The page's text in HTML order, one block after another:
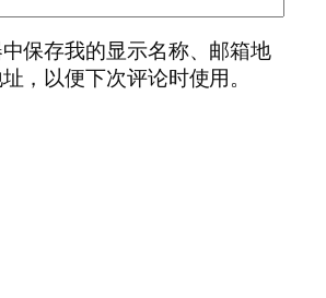
保存我的显示名称、邮箱地
，以便下次评论时使用。